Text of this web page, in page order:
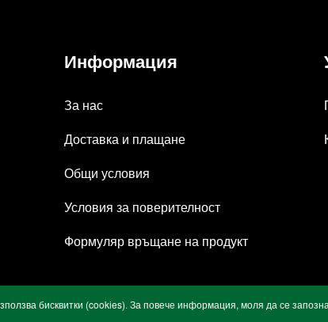
Информация
За нас
Доставка и плащане
Общи условия
Условия за поверителност
Формуляр връщане на продукт
бисквитки (cookies). За повече информация, моля да се